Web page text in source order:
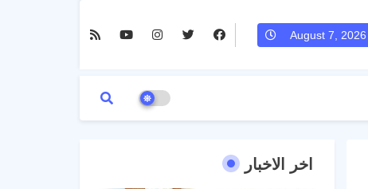
August 7, 2026
اخر الاخبار